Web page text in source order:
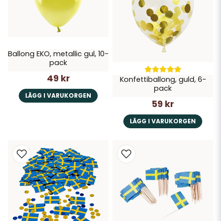
Ballong EKO, metallic gul, 10-
pack
49 kr
LÄGG I VARUKORGEN
Konfettiballong, guld, 6-
pack
59 kr
LÄGG I VARUKORGEN